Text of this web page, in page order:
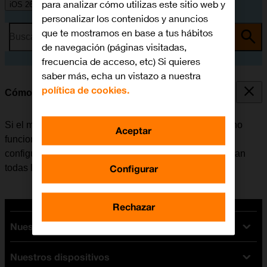
iOS 26
Busca por problema o tema
Cómo restablecer la configuración predeterminada
Si el móvil reacciona lentamente o de alguna manera no
funciona bien, en algunos casos ayuda restablecer la
configuración predeterminada. De esta manera se borran
todas las configuraciones creadas en el móvil.
Nuestras tarifas
Tarifas Orange
Nuestros dispositivos
para analizar cómo utilizas este sitio web y
personalizar los contenidos y anuncios
que te mostramos en base a tus hábitos
de navegación (páginas visitadas,
frecuencia de acceso, etc) Si quieres
saber más, echa un vistazo a nuestra
política de cookies.
Configurar
Rechazar
Aceptar